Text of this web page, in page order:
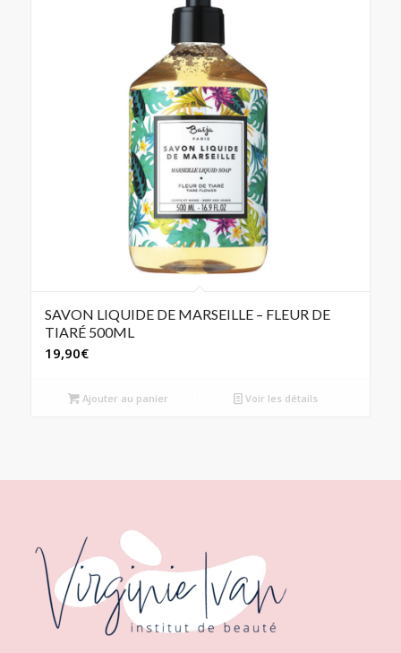
SAVON LIQUIDE DE MARSEILLE – FLEUR DE
TIARÉ 500ML
19,90€
Ajouter au panier Voir les détails